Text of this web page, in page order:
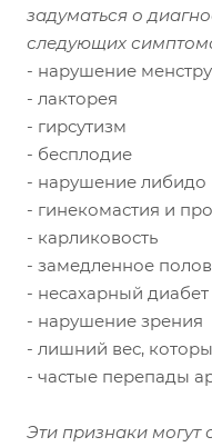
задуматься о
следующих
- нарушение
- лакторея
- гирсутизм
- бесплодие
- нарушение либидо
- гинекомастия и
- карликовость
- замедленное
- несахарный диабет
- нарушение зрения
- лишний вес,
- частые перепады
Эти признаки могут